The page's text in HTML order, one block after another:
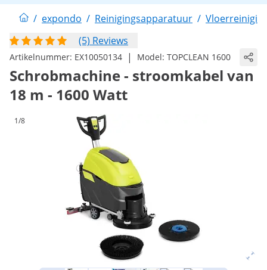
/ expondo / Reinigingsapparatuur /
(5) Reviews
Artikelnummer: EX10050134 | Model: TOPCLEAN 1600
Schrobmachine - stroomkabel van
18 m - 1600 Watt
1/8